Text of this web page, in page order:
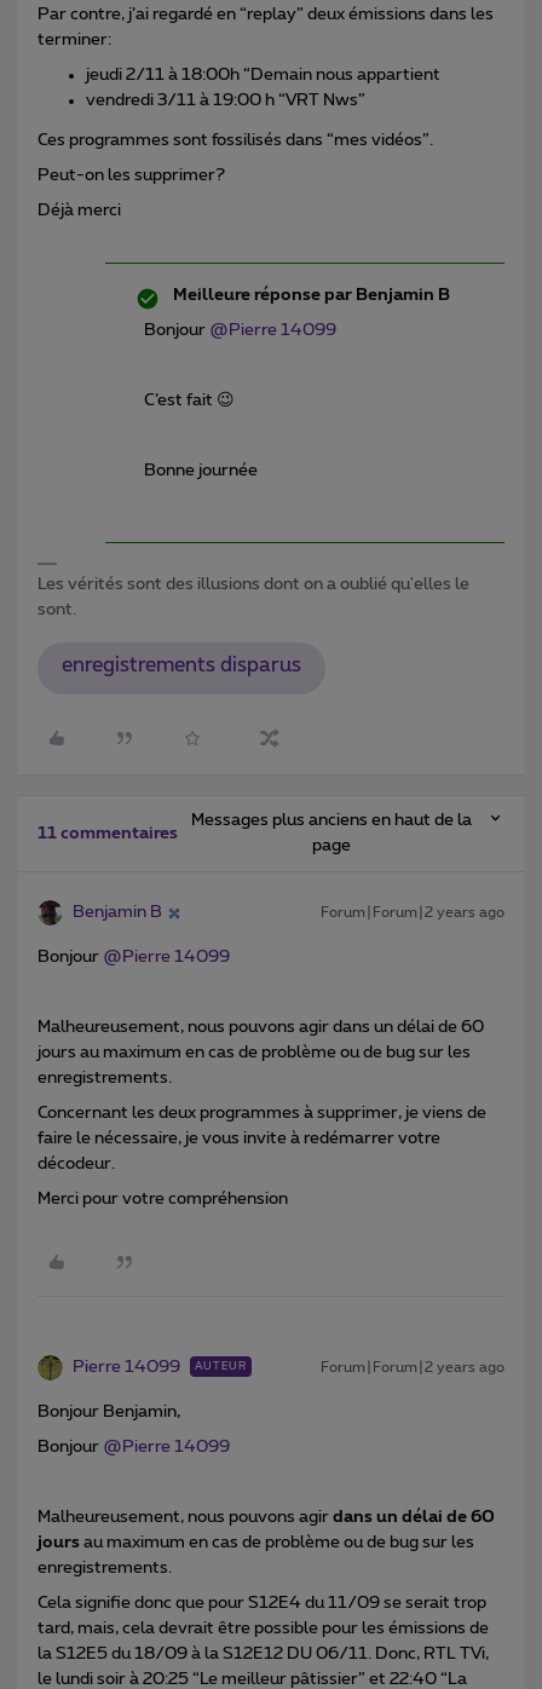
Par contre, j’ai regardé en “replay” deux émissions dans les
terminer:
jeudi 2/11 à 18:00h “Demain nous appartient
vendredi 3/11 à 19:00 h “VRT Nws”
Ces programmes sont fossilisés dans “mes vidéos”.
Peut-on les supprimer?
Déjà merci
Meilleure réponse par Benjamin B
Bonjour @Pierre 14099
C’est fait 😉
Bonne journée
Les vérités sont des illusions dont on a oublié qu'elles le
sont.
enregistrements disparus
11 commentaires
Messages plus anciens en haut de la
page
Benjamin B Forum|Forum|2 years ago
Bonjour @Pierre 14099
Malheureusement, nous pouvons agir dans un délai de 60
jours au maximum en cas de problème ou de bug sur les
enregistrements.
Concernant les deux programmes à supprimer, je viens de
faire le nécessaire, je vous invite à redémarrer votre
décodeur.
Merci pour votre compréhension
Pierre 14099 AUTEUR Forum|Forum|2 years ago
Bonjour Benjamin,
Bonjour @Pierre 14099
Malheureusement, nous pouvons agir dans un délai de 60
jours au maximum en cas de problème ou de bug sur les
enregistrements.
Cela signifie donc que pour S12E4 du 11/09 se serait trop
tard, mais, cela devrait être possible pour les émissions de
la S12E5 du 18/09 à la S12E12 DU 06/11. Donc, RTL TVi,
le lundi soir à 20:25 “Le meilleur pâtissier” et 22:40 “La